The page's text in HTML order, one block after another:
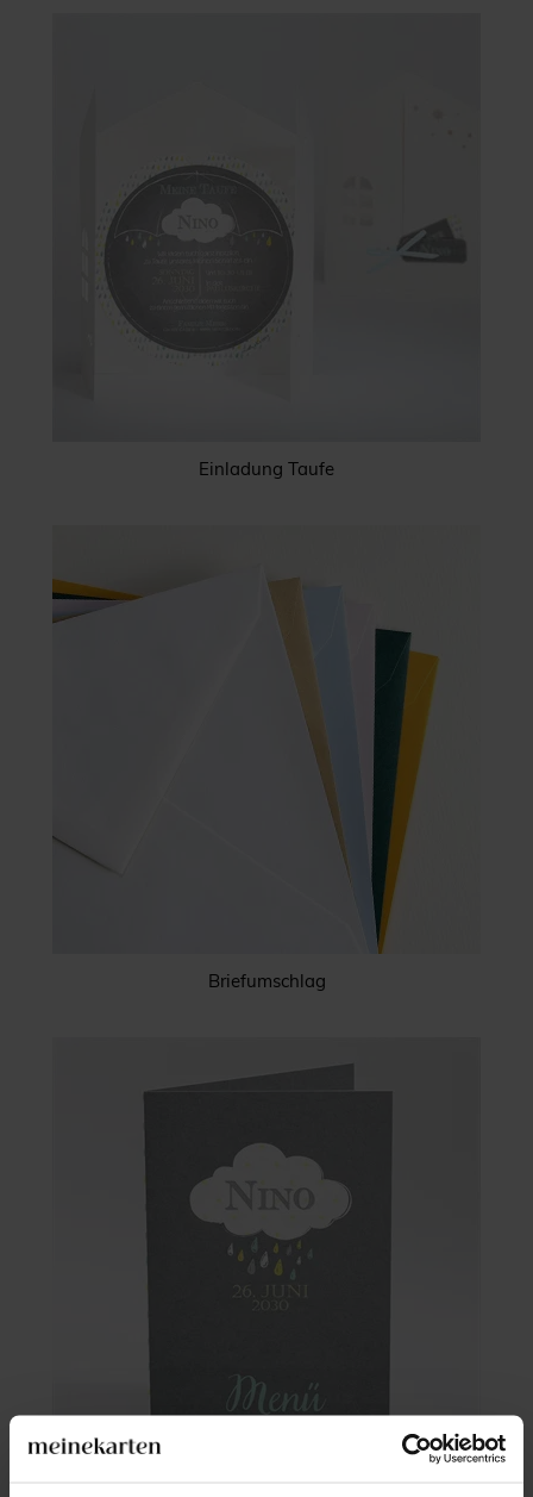
Einladung Taufe
Briefumschlag